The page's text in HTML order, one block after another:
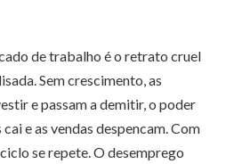
de trabalho é o retrato cruel
Sem crescimento, as
e passam a demitir, o poder
e as vendas despencam. Com
se repete. O desemprego